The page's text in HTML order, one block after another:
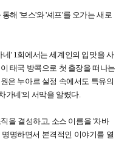
해 '보스'와 '셰프'를 오가는 새로
' 1회에서는 세계인의 입맛을 사
태국 방콕으로 첫 출장을 떠나는
은 누아르 설정 속에서도 특유의
가네'의 서막을 알렸다.
을 결성하고, 소스 이름을 '차바
명하면서 본격적인 이야기를 열